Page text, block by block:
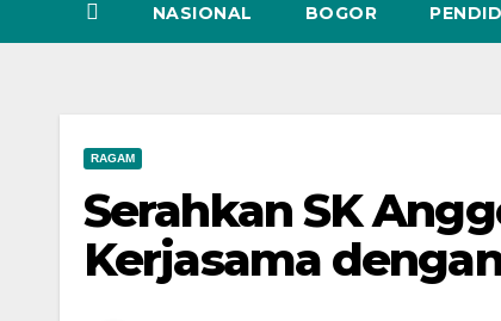
NASIONAL BOGOR
RAGAM
Serahkan SK
Kerjasama